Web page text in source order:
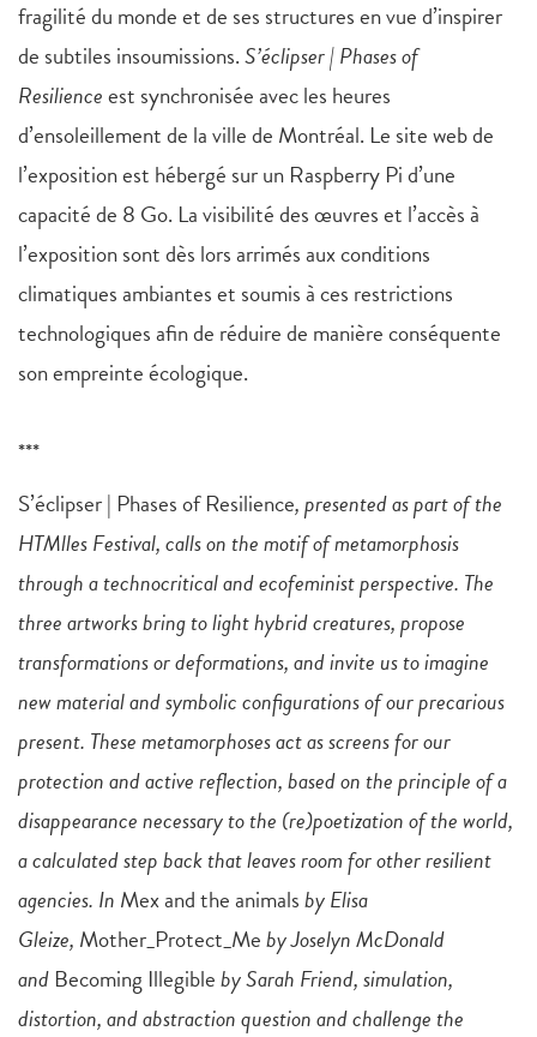
fragilité du monde et de ses structures en vue d’inspirer
de subtiles insoumissions.S’éclipser | Phases of
Resilienceest synchronisée avec les heures
d’ensoleillement de la ville de Montréal. Le site web de
l’exposition est hébergé sur un Raspberry Pi d’une
capacité de 8 Go. La visibilité des œuvres et l’accès à
l’exposition sont dès lors arrimés aux conditions
climatiques ambiantes et soumis à ces restrictions
technologiques afin de réduire de manière conséquente
son empreinte écologique.
***
S’éclipser | Phases of Resilience, presented as part of the
HTMlles Festival, calls on the motif of metamorphosis
through a technocritical and ecofeminist perspective. The
three artworks bring to light hybrid creatures, propose
transformations or deformations, and invite us to imagine
new material and symbolic configurations of our precarious
present. These metamorphoses act as screens for our
protection and active reflection, based on the principle of a
disappearance necessary to the (re)poetization of the world,
a calculated step back that leaves room for other resilient
agencies. In Mex and the animalsby Elisa
Gleize, Mother_Protect_Meby Joselyn McDonald
and Becoming Illegibleby Sarah Friend, simulation,
distortion, and abstraction question and challenge the